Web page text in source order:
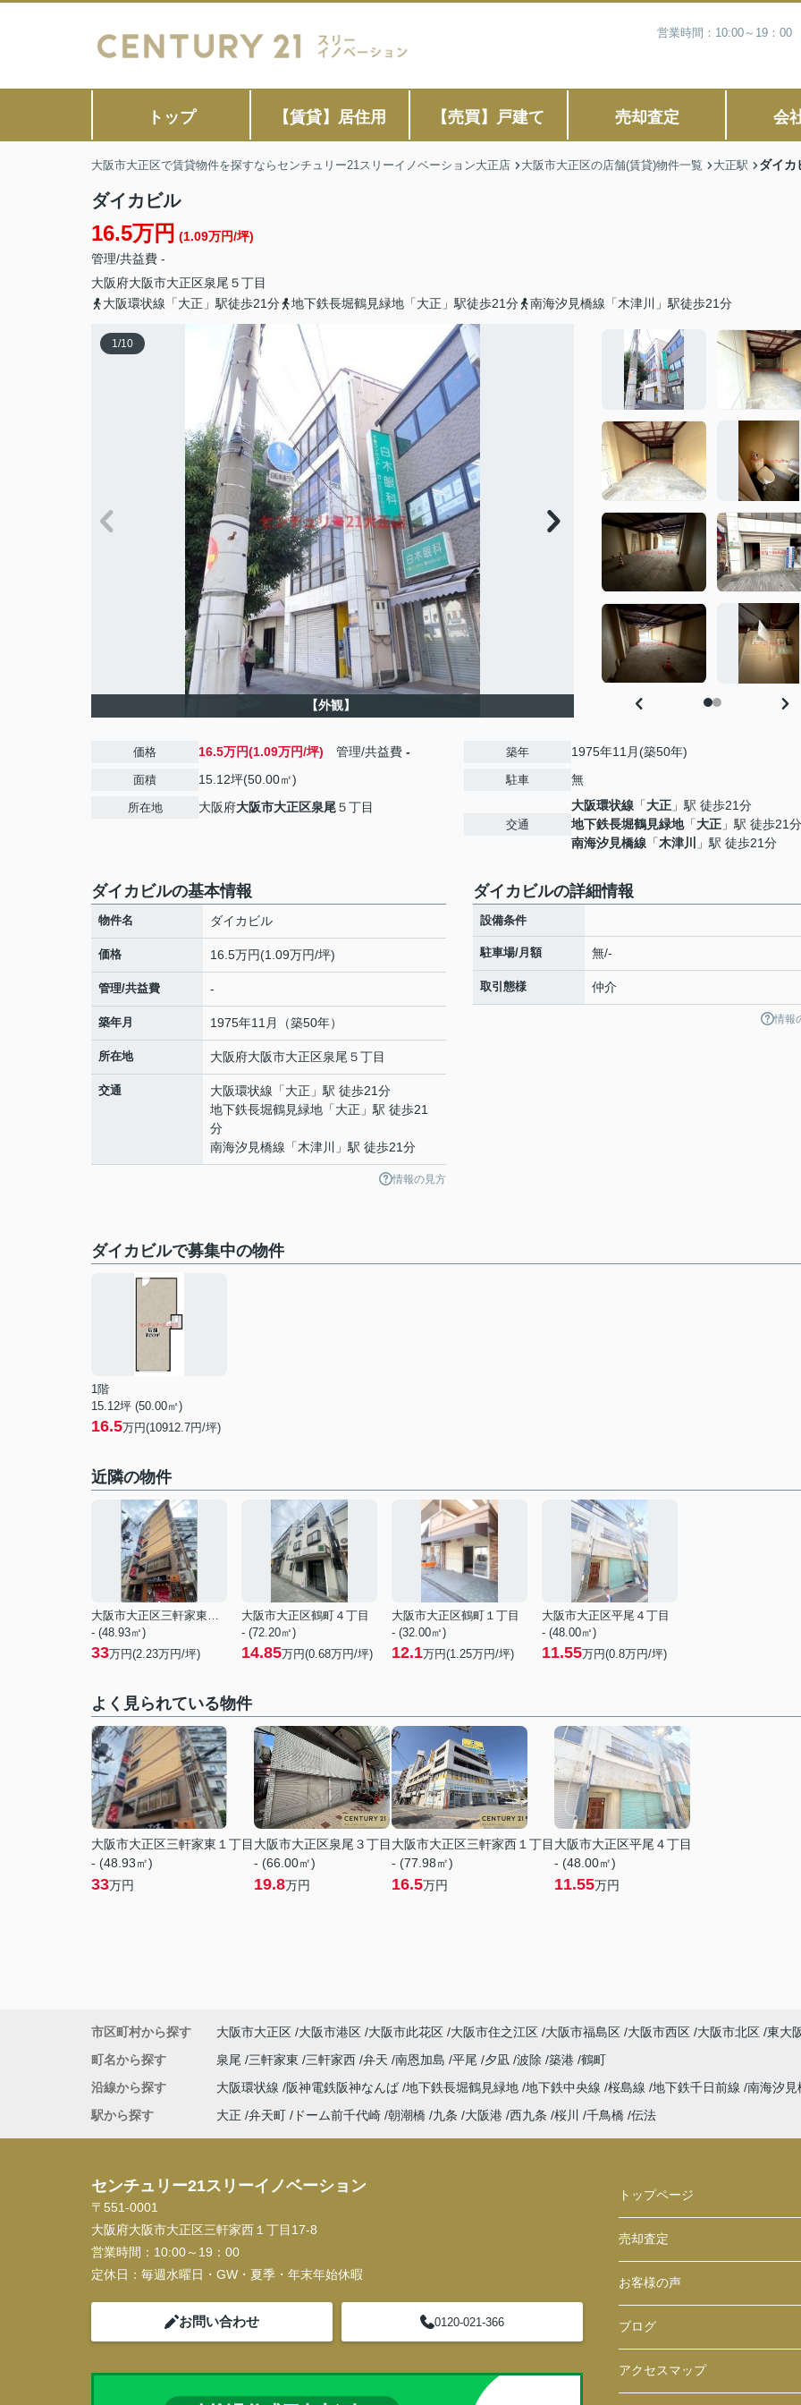
営業時間：10:00～19：00
トップ 【賃貸】居住用 【売買】戸建て 売却査定 会
大阪市大正区で賃貸物件を探すならセンチュリー21スリーイノベーション大正店 大阪市大正区の店舗(賃貸)物件一覧 大正駅 ダイカ
ダイカビル
16.5万円 (1.09万円/坪)
管理/共益費 -
大阪府大阪市大正区泉尾 ５丁目
大阪環状線「大正」駅徒歩21分
地下鉄長堀鶴見緑地「大正」駅徒歩21分 南海汐見橋線「木津川」駅徒歩21分
1/10
【外観】
価格 16.5万円(1.09万円/坪) 管理/共益費 -
面積 15.12坪(50.00㎡)
所在地 大阪府大阪市大正区泉尾５丁目
築年 1975年11月(築50年)
駐車 無
交通
大阪環状線 「大正 」駅 徒歩21分
地下鉄長堀鶴見緑地「大正 」駅 徒歩21分
南海汐見橋線 「木津川 」駅 徒歩21分
ダイカビルの基本情報
物件名 ダイカビル
価格 16.5万円(1.09万円/坪)
管理/共益費 -
築年月 1975年11月（築50年）
所在地 大阪府大阪市大正区泉尾 ５丁目
交通 大阪環状線 「大正 」駅 徒歩21分
地下鉄長堀鶴見緑地 「大正 」駅 徒歩21
分
南海汐見橋線 「木津川 」駅 徒歩21分
情報の見方
ダイカビルの詳細情報
設備条件
駐車場/月額 無/-
取引態様 仲介
情報
ダイカビルで募集中の物件
1階
15.12坪 (50.00㎡)
16.5万円(10912.7円/坪)
近隣の物件
大阪市大正区三軒家東１丁目
- (48.93㎡)
33万円(2.23万円/坪)
大阪市大正区鶴町４丁目
- (72.20㎡)
14.85万円(0.68万円/坪)
大阪市大正区鶴町１丁目
- (32.00㎡)
12.1万円(1.25万円/坪)
大阪市大正区平尾４丁目
- (48.00㎡)
11.55万円(0.8万円/坪)
よく見られている物件
大阪市大正区三軒家東１丁目
- (48.93㎡)
33万円
大阪市大正区泉尾３丁目
- (66.00㎡)
19.8万円
大阪市大正区三軒家西１丁目
- (77.98㎡)
16.5万円
大阪市大正区平尾４丁目
- (48.00㎡)
11.55万円
市区町村から探す 大阪市大正区 大阪市港区 大阪市此花区 大阪市住之江区 大阪市福島区 大阪市西区 大阪市北区 東大
町名から探す
泉尾 三軒家東 三軒家西 弁天 南恩加島 平尾 夕凪 波除 築港 鶴町
沿線から探す
大阪環状線 阪神電鉄阪神なんば 地下鉄長堀鶴見緑地 地下鉄中央線 桜島線 地下鉄千日前線 南海汐見
駅から探す
大正 弁天町 ドーム前千代崎 朝潮橋 九条 大阪港 西九条 桜川 千鳥橋 伝法
センチュリー21スリーイノベーション
〒551-0001
大阪府大阪市大正区三軒家西１丁目17-8
営業時間： 10:00～19：00
定休日： 毎週水曜日・GW・夏季・年末年始休暇
お問い合わせ 0120-021-366
トップページ
売却査定
お客様の声
ブログ
アクセスマップ